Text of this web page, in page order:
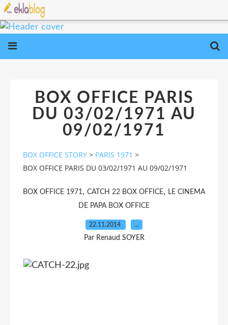
BOX OFFICE PARIS
DU 03/02/1971 AU
09/02/1971
BOX OFFICE STORY > PARIS 1971 >
BOX OFFICE PARIS DU 03/02/1971 AU 09/02/1971
BOX OFFICE 1971 , CATCH 22 BOX OFFICE,
LE CINEMA
DE PAPA BOX OFFICE
22.11.2014 …
Par Renaud SOYER